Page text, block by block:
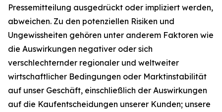
Pressemitteilung ausgedrückt oder impliziert werden,
abweichen. Zu den potenziellen Risiken und
Ungewissheiten gehören unter anderem Faktoren wie
die Auswirkungen negativer oder sich
verschlechternder regionaler und weltweiter
wirtschaftlicher Bedingungen oder Marktinstabilität
auf unser Geschäft, einschließlich der Auswirkungen
auf die Kaufentscheidungen unserer Kunden; unsere